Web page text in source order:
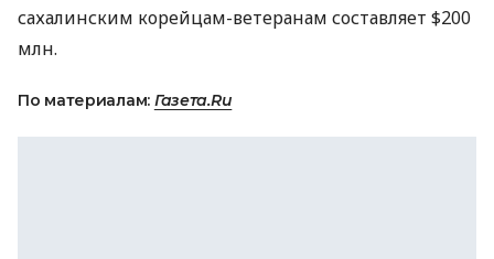
сахалинским корейцам-ветеранам составляет $200
млн.
По материалам: Газета.Ru